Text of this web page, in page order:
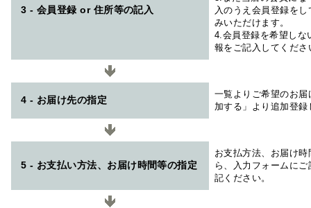
3 - 会員登録 or 住所等の記入
入のうえ会員登録を
みいただけます。
4.会員登録を希望しな
報をご記入してくださ
4 - お届け先の指定
一覧よりご希望のお
加する」より追加登
5 - お支払い方法、お届け時間等の指定
お支払方法、お届け
ら、入力フォームに
記ください。